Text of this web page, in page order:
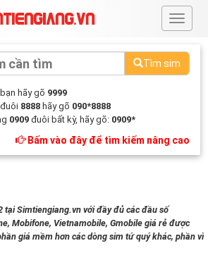
#
Tìm sim
bạn hãy gõ 9999
đuôi 8888 hãy gõ 090*8888
0909 đuôi bất kỳ, hãy gõ: 0909*
Bấm vào đây để tìm kiếm nâng cao
tại Simtiengiang.vn với đầy đủ các đầu số
Mobifone, Vietnamobile, Gmobile giá rẻ được
giá mềm hơn các dòng sim tứ quý khác, phần vì